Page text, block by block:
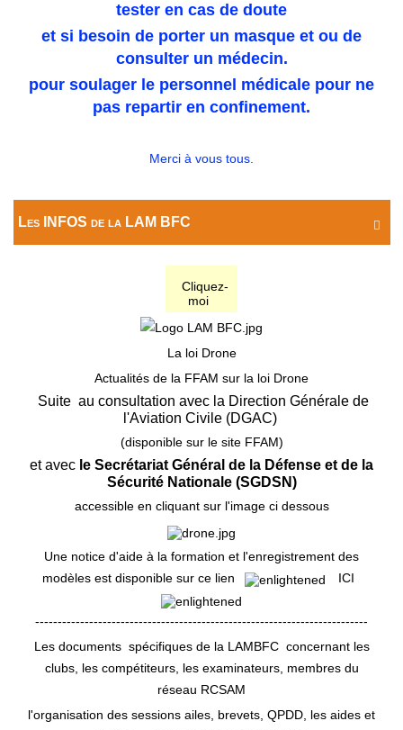
tester en cas de doute
et si besoin de porter un masque et ou de
consulter un médecin.
pour soulager le personnel médicale pour ne
pas repartir en confinement.
Merci à vous tous.

Les INFOS de la LAM BFC
Cliquez-
moi
La loi Drone
Actualités de la FFAM sur la loi Drone
Suite au consultation avec la Direction Générale de
l'Aviation Civile (DGAC)
(disponible sur le site FFAM)
et avec le Secrétariat Général de la Défense et de la
Sécurité Nationale (SGDSN)
accessible en cliquant sur l'image ci dessous
Une notice d'aide à la formation et l'enregistrement des
modèles est disponible sur ce lien
ICI
--------------------------------------------------------------------------
Les documents spécifiques de la LAMBFC concernant les
clubs, les compétiteurs, les examinateurs, membres du
réseau RCSAM
l'organisation des sessions ailes, brevets, QPDD, les aides et